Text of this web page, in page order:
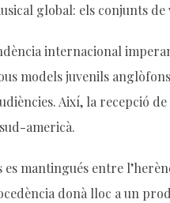
global: els conjunts de
internacional
models juvenils
Així, la recepció
americà.
mantingués entre
donà lloc a un